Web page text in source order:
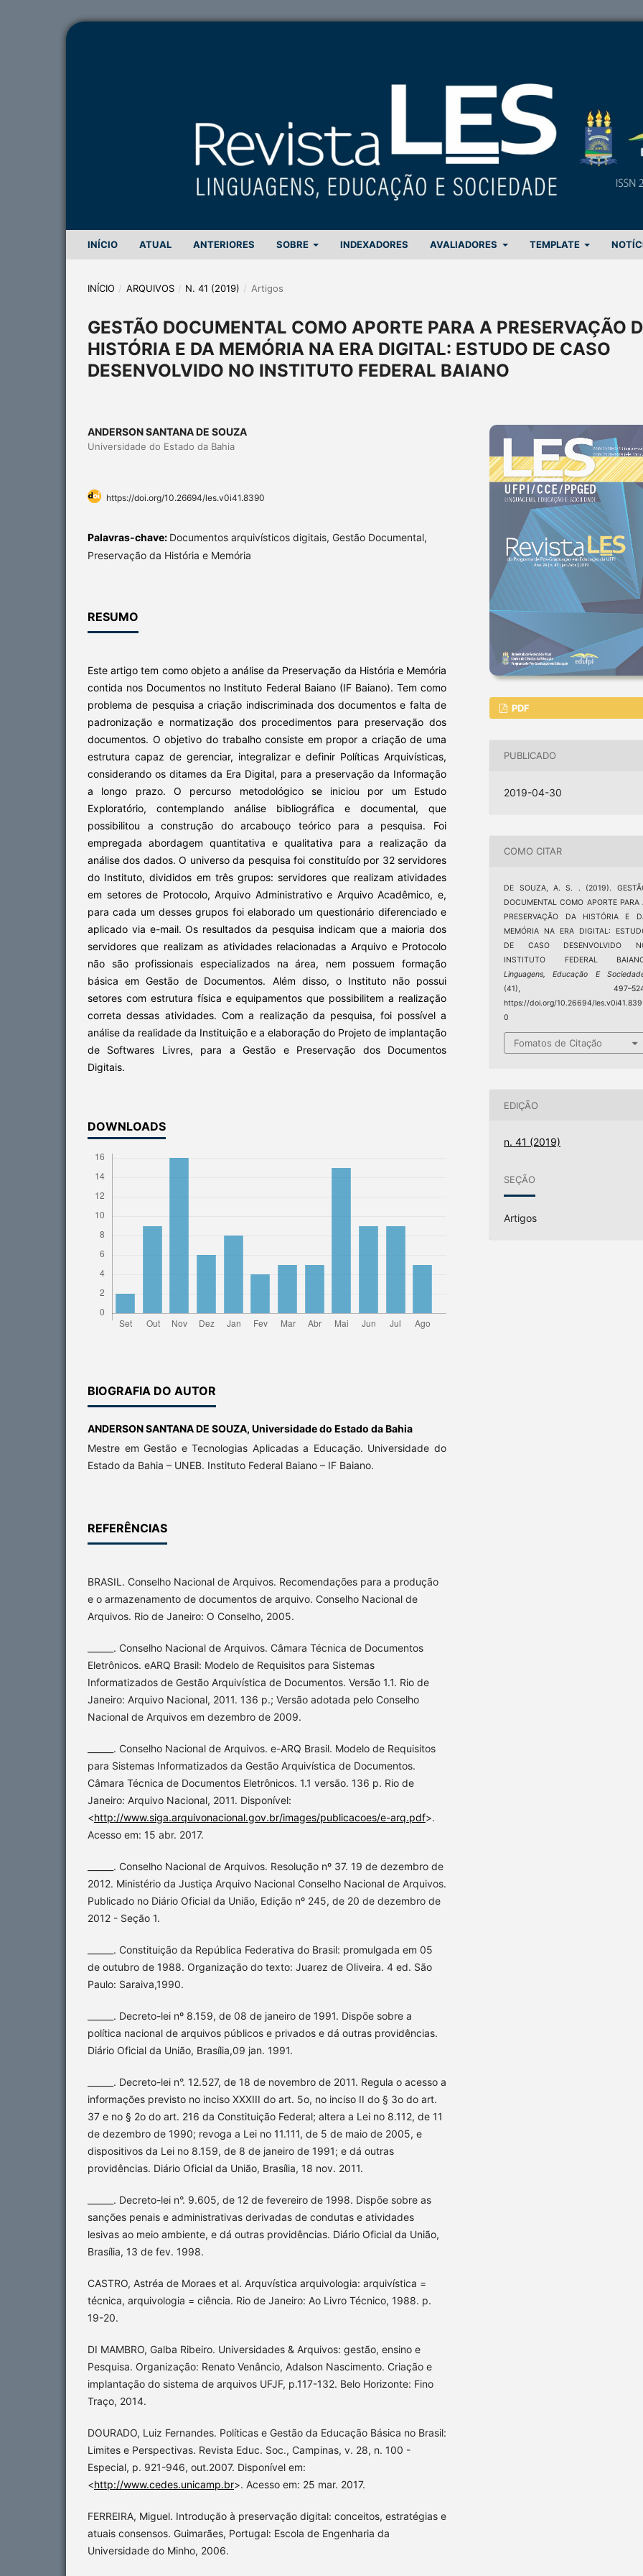
INÍCIO ATUAL ANTERIORES SOBRE INDEXADORES AVALIADORES TEMPLATE
INÍCIO / ARQUIVOS / N. 41 (2019) / Artigos
GESTÃO DOCUMENTAL COMO APORTE PARA A PRESERVAÇÃO
HISTÓRIA E DA MEMÓRIA NA ERA DIGITAL: ESTUDO DE CASO
DESENVOLVIDO NO INSTITUTO FEDERAL BAIANO
ANDERSON SANTANA DE SOUZA
Universidade do Estado da Bahia
https://doi.org/10.26694/les.v0i41.8390
Palavras-chave: Documentos arquivísticos digitais, Gestão Documental,
Preservação da História e Memória
RESUMO
Este artigo tem como objeto a análise da Preservação da História e Memória
contida nos Documentos no Instituto Federal Baiano (IF Baiano). Tem como
problema de pesquisa a criação indiscriminada dos documentos e falta de
padronização e normatização dos procedimentos para preservação dos
documentos. O objetivo do trabalho consiste em propor a criação de uma
estrutura capaz de gerenciar, integralizar e definir Políticas Arquivísticas,
considerando os ditames da Era Digital, para a preservação da Informação
a longo prazo. O percurso metodológico se iniciou por um Estudo
Exploratório, contemplando análise bibliográfica e documental, que
possibilitou a construção do arcabouço teórico para a pesquisa. Foi
empregada abordagem quantitativa e qualitativa para a realização da
análise dos dados. O universo da pesquisa foi constituído por 32 servidores
do Instituto, divididos em três grupos: servidores que realizam atividades
em setores de Protocolo, Arquivo Administrativo e Arquivo Acadêmico, e,
para cada um desses grupos foi elaborado um questionário diferenciado e
aplicado via e-mail. Os resultados da pesquisa indicam que a maioria dos
servidores que realizam as atividades relacionadas a Arquivo e Protocolo
não são profissionais especializados na área, nem possuem formação
básica em Gestão de Documentos. Além disso, o Instituto não possui
setores com estrutura física e equipamentos que possibilitem a realização
correta dessas atividades. Com a realização da pesquisa, foi possível a
análise da realidade da Instituição e a elaboração do Projeto de implantação
de Softwares Livres, para a Gestão e Preservação dos Documentos
Digitais.
DOWNLOADS
BIOGRAFIA DO AUTOR
ANDERSON SANTANA DE SOUZA, Universidade do Estado da Bahia
Mestre em Gestão e Tecnologias Aplicadas a Educação. Universidade do
Estado da Bahia – UNEB. Instituto Federal Baiano – IF Baiano.
REFERÊNCIAS
BRASIL. Conselho Nacional de Arquivos. Recomendações para a produção
e o armazenamento de documentos de arquivo. Conselho Nacional de
Arquivos. Rio de Janeiro: O Conselho, 2005.
______. Conselho Nacional de Arquivos. Câmara Técnica de Documentos
Eletrônicos. eARQ Brasil: Modelo de Requisitos para Sistemas
Informatizados de Gestão Arquivística de Documentos. Versão 1.1. Rio de
Janeiro: Arquivo Nacional, 2011. 136 p.; Versão adotada pelo Conselho
Nacional de Arquivos em dezembro de 2009.
______. Conselho Nacional de Arquivos. e-ARQ Brasil. Modelo de Requisitos
para Sistemas Informatizados da Gestão Arquivística de Documentos.
Câmara Técnica de Documentos Eletrônicos. 1.1 versão. 136 p. Rio de
Janeiro: Arquivo Nacional, 2011. Disponível:
<http://www.siga.arquivonacional.gov.br/images/publicacoes/e-arq.pdf>.
Acesso em: 15 abr. 2017.
______. Conselho Nacional de Arquivos. Resolução nº 37. 19 de dezembro de
2012. Ministério da Justiça Arquivo Nacional Conselho Nacional de Arquivos.
Publicado no Diário Oficial da União, Edição nº 245, de 20 de dezembro de
2012 - Seção 1.
______. Constituição da República Federativa do Brasil: promulgada em 05
de outubro de 1988. Organização do texto: Juarez de Oliveira. 4 ed. São
Paulo: Saraiva,1990.
______. Decreto-lei nº 8.159, de 08 de janeiro de 1991. Dispõe sobre a
política nacional de arquivos públicos e privados e dá outras providências.
Diário Oficial da União, Brasília,09 jan. 1991.
______. Decreto-lei n°. 12.527, de 18 de novembro de 2011. Regula o acesso a
informações previsto no inciso XXXIII do art. 5o, no inciso II do § 3o do art.
37 e no § 2o do art. 216 da Constituição Federal; altera a Lei no 8.112, de 11
de dezembro de 1990; revoga a Lei no 11.111, de 5 de maio de 2005, e
dispositivos da Lei no 8.159, de 8 de janeiro de 1991; e dá outras
providências. Diário Oficial da União, Brasília, 18 nov. 2011.
______. Decreto-lei n°. 9.605, de 12 de fevereiro de 1998. Dispõe sobre as
sanções penais e administrativas derivadas de condutas e atividades
lesivas ao meio ambiente, e dá outras providências. Diário Oficial da União,
Brasília, 13 de fev. 1998.
CASTRO, Astréa de Moraes et al. Arquvística arquivologia: arquivística =
técnica, arquivologia = ciência. Rio de Janeiro: Ao Livro Técnico, 1988. p.
19-20.
DI MAMBRO, Galba Ribeiro. Universidades & Arquivos: gestão, ensino e
Pesquisa. Organização: Renato Venâncio, Adalson Nascimento. Criação e
implantação do sistema de arquivos UFJF, p.117-132. Belo Horizonte: Fino
Traço, 2014.
DOURADO, Luiz Fernandes. Políticas e Gestão da Educação Básica no Brasil:
Limites e Perspectivas. Revista Educ. Soc., Campinas, v. 28, n. 100 -
Especial, p. 921-946, out.2007. Disponível em:
<http://www.cedes.unicamp.br>. Acesso em: 25 mar. 2017.
FERREIRA, Miguel. Introdução à preservação digital: conceitos, estratégias e
atuais consensos. Guimarães, Portugal: Escola de Engenharia da
Universidade do Minho, 2006.
PDF
PUBLICADO
2019-04-30
COMO CITAR
DE SOUZA, A. S. . (2019).
DOCUMENTAL COMO APORTE PARA
PRESERVAÇÃO DA HISTÓRIA E
MEMÓRIA NA ERA DIGITAL:
DE CASO DESENVOLVIDO
INSTITUTO FEDERAL
Linguagens, Educação E
(41),
https://doi.org/10.26694/les.v0i41.839
0
Fomatos de Citação
EDIÇÃO
n. 41 (2019)
SEÇÃO
Artigos